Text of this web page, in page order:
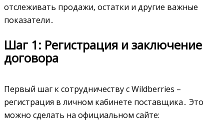
отслеживать продажи‚ остатки и другие важные
показатели․
Шаг 1: Регистрация и заключение
договора
Первый шаг к сотрудничеству с Wildberries –
регистрация в личном кабинете поставщика․ Это
можно сделать на официальном сайте: